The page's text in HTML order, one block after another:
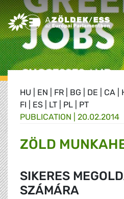
Greens/EFA Home
HU EN FR BG DE CA
FI
ES LT PL
PT
PUBLICATION | 20.02.2014
ZÖLD
SIKERES
SZÁMÁRA